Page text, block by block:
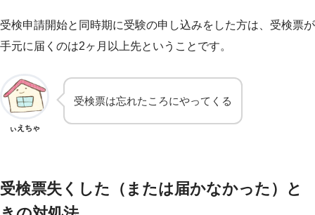
受検申請開始と同時期に受験の申し込みをした方は、受検票が
手元に届くのは2ヶ月以上先ということです。
ぃえちゃ
受検票は忘れたころにやってくる
受検票失くした（または届かなかった）と